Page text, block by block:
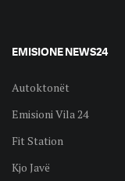
EMISIONE NEWS24
Autoktonët
Emisioni Vila 24
Fit Station
Kjo Javë